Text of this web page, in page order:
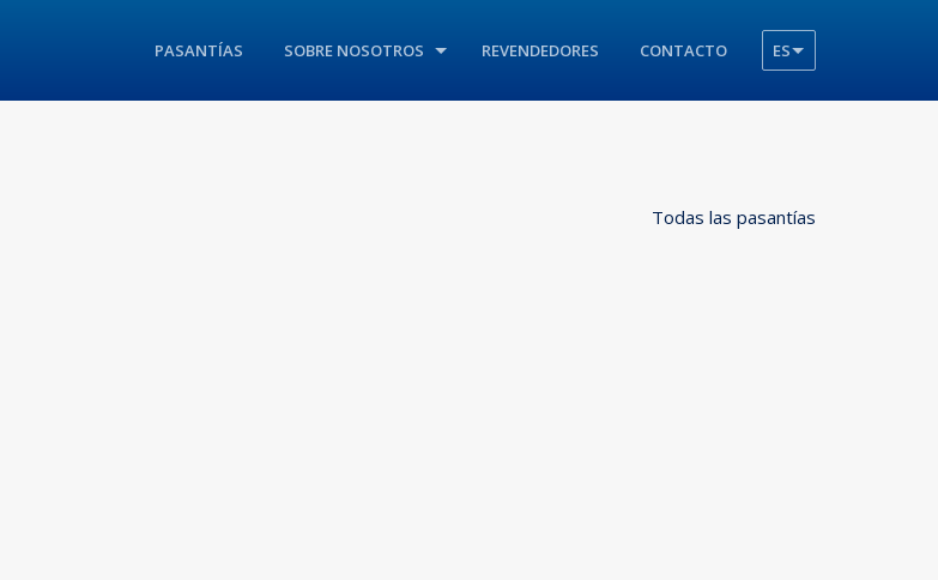
PASANTÍAS SOBRE NOSOTROS REVENDEDORES CONTACTO ES
Todas las pasantías